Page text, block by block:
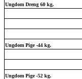
Ungdom Dreng 60 kg.
Ungdom Pige -44 kg.
Ungdom Pige -52 kg.